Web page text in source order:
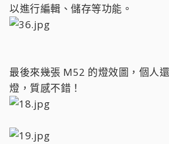
以進行編輯、儲存等功能。
最後來幾張 M52 的燈效圖，個人
燈，質感不錯！